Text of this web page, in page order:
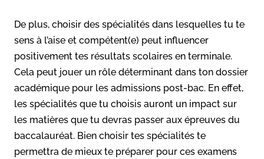
De plus, choisir des spécialités dans lesquelles tu te
sens à l’aise et compétent(e) peut influencer
positivement tes résultats scolaires en terminale.
Cela peut jouer un rôle déterminant dans ton dossier
académique pour les admissions post-bac. En effet,
les spécialités que tu choisis auront un impact sur
les matières que tu devras passer aux épreuves du
baccalauréat. Bien choisir tes spécialités te
permettra de mieux te préparer pour ces examens